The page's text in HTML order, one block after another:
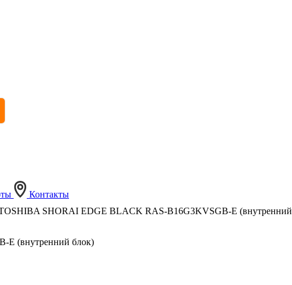
Контакты
SHORAI EDGE BLACK RAS-B16G3KVSGB-E
E (внутренний блок)